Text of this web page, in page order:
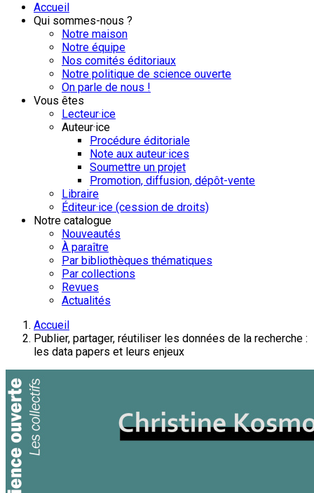
Accueil
Qui sommes-nous ?
Notre maison
Notre équipe
Nos comités éditoriaux
Notre politique de science ouverte
On parle de nous !
Vous êtes
Lecteur·ice
Auteur·ice
Procédure éditoriale
Note aux auteur·ices
Soumettre un projet
Promotion, diffusion, dépôt-vente
Libraire
Éditeur·ice (cession de droits)
Notre catalogue
Nouveautés
À paraître
Par bibliothèques thématiques
Par collections
Revues
Actualités
Accueil
Publier, partager, réutiliser les données de la recherche :
les data papers et leurs enjeux